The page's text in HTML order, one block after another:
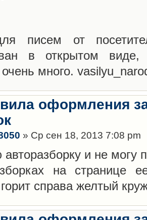
писем от
в открытом
много.
оформления
» Ср сен 18, 2013 7:08 pm
и не могу
на странице
справа желтый